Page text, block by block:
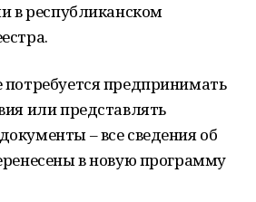
в республиканском
потребуется предпринимать
или представлять
– все сведения об
в новую программу